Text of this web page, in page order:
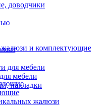
доводчики
для мебели
мебели
накладки
и комплектующие
жалюзи